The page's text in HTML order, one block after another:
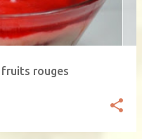
fruits rouges